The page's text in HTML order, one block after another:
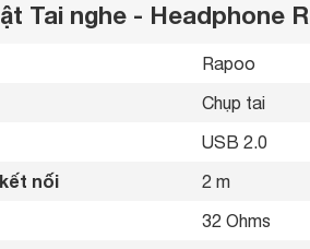
Tai nghe - Headphone
Rapoo
Chụp tai
USB 2.0
nối 2 m
32 Ohms